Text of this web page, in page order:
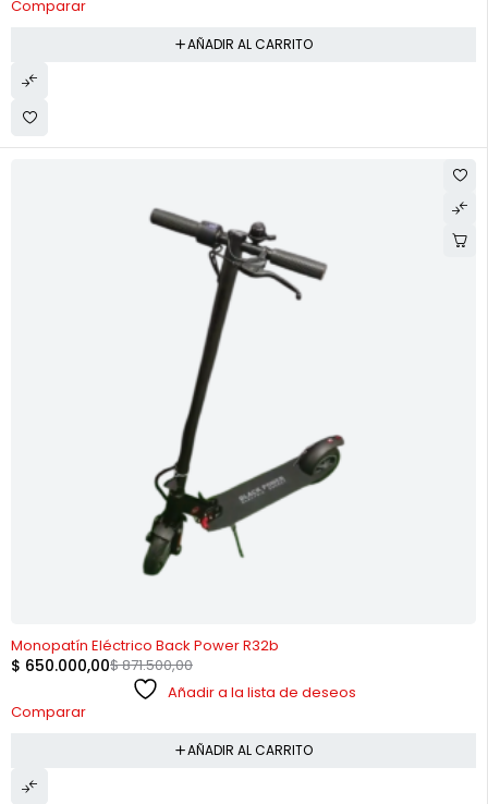
Comparar
AÑADIR AL CARRITO
Monopatín Eléctrico Back Power R32b
$871.500,00
$ 650.000,00
Añadir a la lista de deseos
Comparar
AÑADIR AL CARRITO